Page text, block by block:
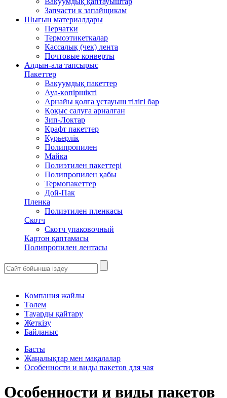
Запчасти к запайщикам
Шығын материалдары
Перчатки
Термоэтикеткалар
Кассалық (чек) лента
Почтовые конверты
Алдын-ала тапсырыс
Пакеттер
Вакуумдық пакеттер
Ауа-көпіршікті
Арнайы қолға ұстауыш тілігі бар
Қоқыс салуға арналған
Зип-Локтар
Крафт пакеттер
Курьерлік
Полипропилен
Майка
Полиэтилен пакеттері
Полипропилен қабы
Термопакеттер
Дой-Пак
Пленка
Полиэтилен пленкасы
Скотч
Скотч упаковочный
Картон қаптамасы
Полипропилен лентасы
Компания жайлы
Төлем
Тауарды қайтару
Жеткізу
Байланыс
Басты
Жаңалықтар мен мақалалар
Особенности и виды пакетов для чая
Особенности и виды пакетов